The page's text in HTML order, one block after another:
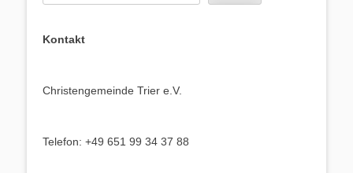
Kontakt
Christengemeinde Trier e.V.
Telefon: +49 651 99 34 37 88